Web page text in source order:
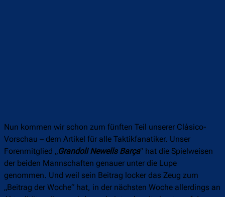
Nun kommen wir schon zum fünften Teil unserer Clásico-
Vorschau – dem Artikel für alle Taktikfanatiker. Unser
Forenmitglied „Grandoli Newells Barça“ hat die Spielweisen
der beiden Mannschaften genauer unter die Lupe
genommen. Und weil sein Beitrag locker das Zeug zum
„Beitrag der Woche“ hat, in der nächsten Woche allerdings an